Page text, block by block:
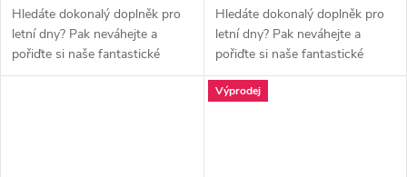
Hledáte dokonalý doplněk pro
letní dny? Pak neváhejte a
pořiďte si naše fantastické
sluneční brýle! Tyto brýle
Hledáte dokonalý doplněk pro
letní dny? Pak neváhejte a
pořiďte si naše fantastické
sluneční brýle! Tyto brýle
nejenom, že ochrání Vaše oči
Výprodej